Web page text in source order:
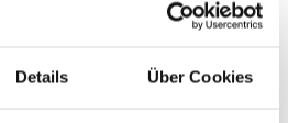
Details Über Cookies